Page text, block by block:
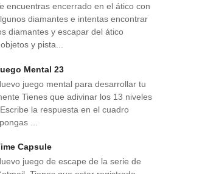
encuentras encerrado en el ático con
diamantes e intentas encontrar
diamantes y escapar del ático
y pista...
Mental 23
juego mental para desarrollar tu
Tienes que adivinar los 13 niveles
. Escribe la respuesta en el cuadro
...
Capsule
juego de escape de la serie de